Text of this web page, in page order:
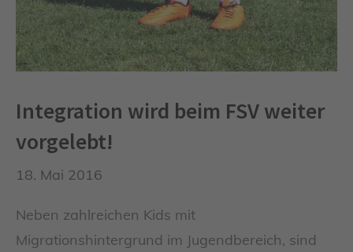
Integration wird beim FSV weiter
vorgelebt!
18. Mai 2016
Neben zahlreichen Kids mit
Migrationshintergrund im Jugendbereich, sind